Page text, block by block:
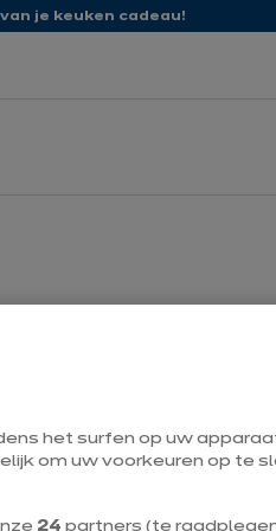
je keuken cadeau!
keukenspecialist in
schoonheid, biedt de
service bieden, perfect
ixina
het surfen op uw
om uw voorkeuren op te
24 partners (te